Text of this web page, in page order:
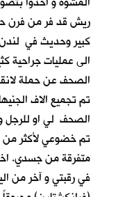
ريش قد فر من فرن
كبير وحديث في لندن .
الى عمليات جراحية
الصحف عن حملة
تم تجميع الاف
الصحف لي او للرجل
تم خضوعي لأكثر من
متفرقة من جسدي.
في رقبتي و آخر من